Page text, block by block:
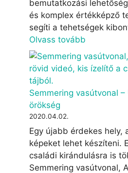
bemutatkozási
és komplex értékképző
segíti a tehetségek
Olvass tovább
Semmering vasútvonal –
örökség
2020.04.02.
Egy újabb érdekes hely,
képeket lehet készíteni.
családi kirándulásra is
Semmering vasútvonal,